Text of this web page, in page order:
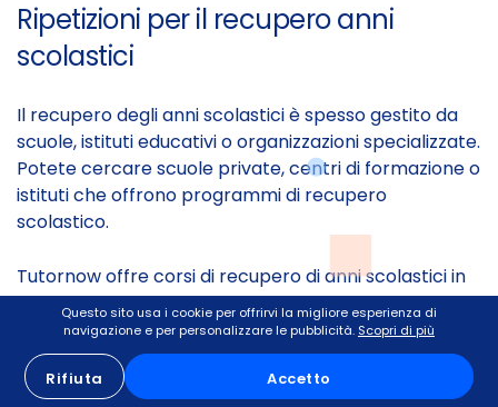
Ripetizioni per il recupero anni
scolastici
Il recupero degli anni scolastici è spesso gestito da
scuole, istituti educativi o organizzazioni specializzate.
Potete cercare scuole private, centri di formazione o
istituti che offrono programmi di recupero
scolastico.
Tutornow offre corsi di recupero di anni scolastici in
presenza e online. Con Tutornow ottenere
informazioni dettagliate sui programmi, i requisiti e le
modalità di iscrizione sarà molto semplice.
Questo sito usa i cookie per offrirvi la migliore esperienza di
navigazione e per personalizzare le pubblicità. Scopri di più
Rifiuta Accetto